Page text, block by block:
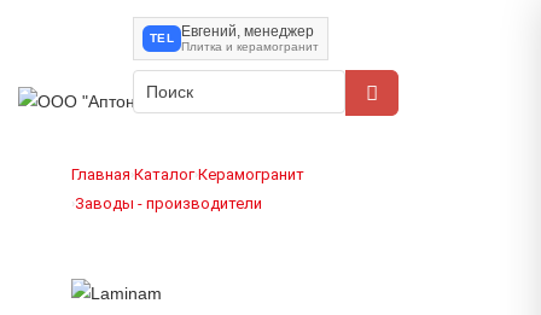
TEL Евгений, менеджер
Плитка и керамогранит
Главная›Каталог›Керамогранит
›Заводы - производители